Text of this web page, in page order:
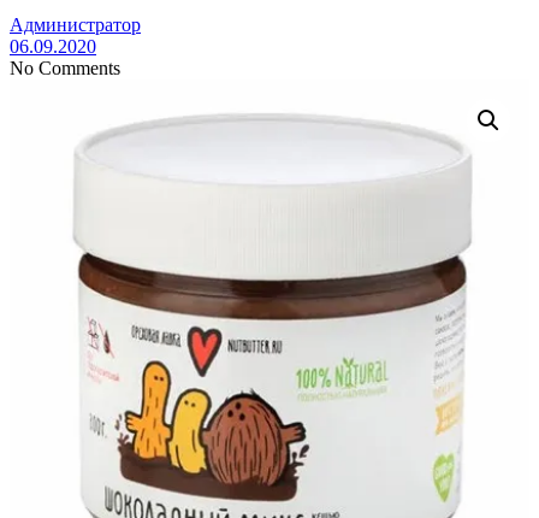
Администратор
06.09.2020
No Comments